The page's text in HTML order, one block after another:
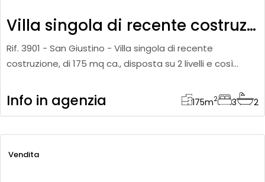
Villa singola di recente costruzione con giardino esclusivo
Rif. 3901 - San Giustino - Villa singola di recente
costruzione, di 175 mq ca., disposta su 2 livelli e così
predisposi
Info in agenzia 175m2 3 2
Vendita